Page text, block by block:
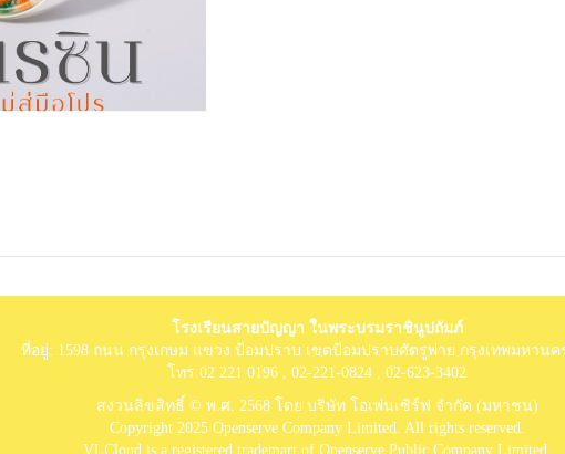
โรงเรียนสายปัญญา ในพระบรมราชินูปถัมภ์
ที่อยู่: 1598 ถนน กรุงเกษม แขวง ป้อมปราบ เขตป้อมปราบศัตรูพ่าย กรุงเทพมหานค
โทร.02 221 0196 , 02-221-0824 , 02-623-3402
สงวนลิขสิทธิ์ © พ.ศ. 2568 โดย บริษัท โอเพ่นเซิร์ฟ จำกัด (มหาชน)
Copyright 2025 Openserve Company Limited. All rights reserved.
VLCloud is a registered trademart of Openserve Public Company Limited.